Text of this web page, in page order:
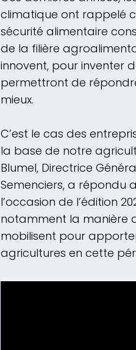
climatique ont rappelé
sécurité alimentaire
de la filière
innovent, pour inventer
permettront de
mieux.
C’est le cas des
la base de notre
Blumel, Directrice
Semenciers, a répondu
l’occasion de l’édition
notamment la manière
mobilisent pour
agricultures en cette